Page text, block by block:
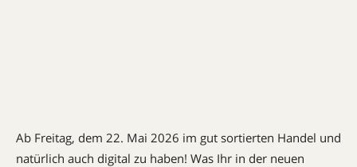
Ab Freitag, dem 22. Mai 2026 im gut sortierten Handel und
natürlich auch digital zu haben! Was Ihr in der neuen